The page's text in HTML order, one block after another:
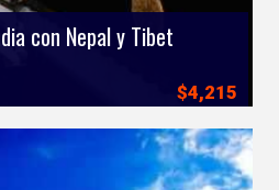
con Nepal y Tibet
$4,215